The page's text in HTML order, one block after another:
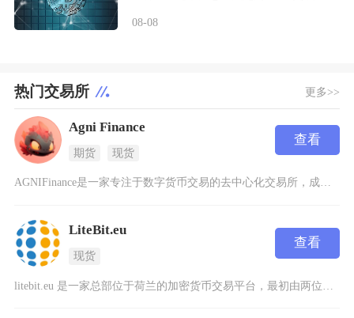
08-08
热门交易所 更多>>
Agni Finance
期货 现货
查看
AGNIFinance是一家专注于数字货币交易的去中心化交易所，成立于2023年，目前支持
LiteBit.eu
现货
查看